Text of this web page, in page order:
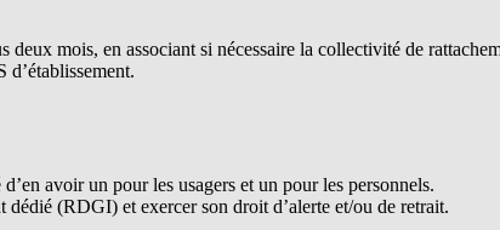
mois, en associant si nécessaire la collectivité de
avoir un pour les usagers et un pour les personnels.
(RDGI) et exercer son droit d’alerte et/ou de retrait.